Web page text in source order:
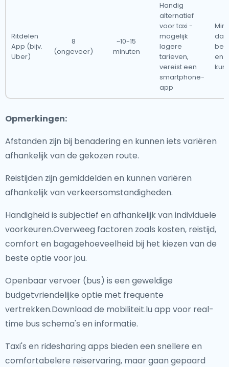
Ritdelen
App (bijv.
Uber)
8
(ongeveer)
~10-15
minuten
Handig
alternatief
voor taxi -
mogelijk
lagere
tarieven,
vereist een
smartphone-
app
en
Opmerkingen:
Afstanden zijn bij benadering en kunnen iets variëren
afhankelijk van de gekozen route.
Reistijden zijn gemiddelden en kunnen variëren
afhankelijk van verkeersomstandigheden.
Handigheid is subjectief en afhankelijk van individuele
voorkeuren.Overweeg factoren zoals kosten, reistijd,
comfort en bagagehoeveelheid bij het kiezen van de
beste optie voor jou.
Openbaar vervoer (bus) is een geweldige
budgetvriendelijke optie met frequente
vertrekken.Download de mobiliteit.lu app voor real-
time bus schema's en informatie.
Taxi's en ridesharing apps bieden een snellere en
comfortabelere reiservaring, maar gaan gepaard